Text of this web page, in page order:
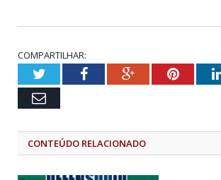
COMPARTILHAR:
TwitterFacebookGoogle+
Email
CONTEÚDO RELACIONADO